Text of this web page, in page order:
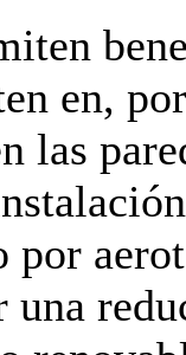
en,
las
por